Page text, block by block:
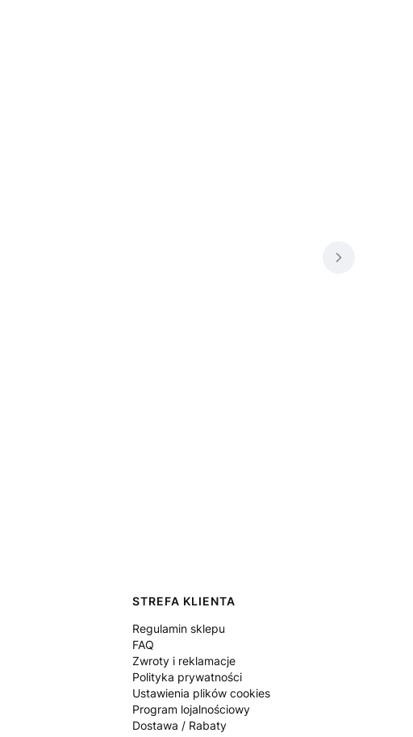
STREFA KLIENTA
Regulamin sklepu
FAQ
Zwroty i reklamacje
Polityka prywatności
Ustawienia plików cookies
Program lojalnościowy
Dostawa / Rabaty